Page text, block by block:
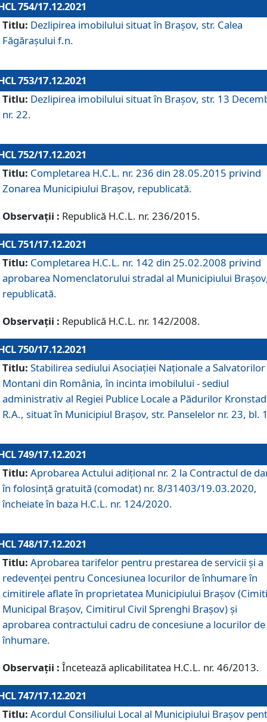
754/17.12.2021
Titlu: Dezlipirea imobilului situat în Brașov, str. Calea
Făgărașului f.n.
753/17.12.2021
Titlu: Dezlipirea imobilului situat în Brașov, str. 13
nr. 22.
752/17.12.2021
Titlu: Completarea H.C.L. nr. 236 din 28.05.2015 privind
Zonarea Municipiului Braşov, republicată.
Observații : Republică H.C.L. nr. 236/2015.
751/17.12.2021
Titlu: Completarea H.C.L. nr. 142 din 25.02.2008 privind
aprobarea Nomenclatorului stradal al Municipiului
republicată.
Observații : Republică H.C.L. nr. 142/2008.
750/17.12.2021
Titlu: Stabilirea sediului Asociației Naționale a Salvatorilor
Montani din România, în incinta imobilului - sediul
administrativ al Regiei Publice Locale a Pădurilor
R.A., situat în Municipiul Braşov, str. Panselelor nr. 23, bl.
749/17.12.2021
Titlu: Aprobarea Actului adițional nr. 2 la Contractul de
în folosință gratuită (comodat) nr. 8/31403/19.03.2020,
încheiate în baza H.C.L. nr. 124/2020.
748/17.12.2021
Titlu: Aprobarea tarifelor pentru prestarea de servicii şi a
redevenţei pentru Concesiunea locurilor de înhumare în
cimitirele aflate în proprietatea Municipiului Braşov
Municipal Braşov, Cimitirul Civil Sprenghi Braşov) şi
aprobarea contractului cadru de concesiune a locurilor de
înhumare.
Observații : Încetează aplicabilitatea H.C.L. nr. 46/2013.
747/17.12.2021
Titlu: Acordul Consiliului Local al Municipiului Braşov